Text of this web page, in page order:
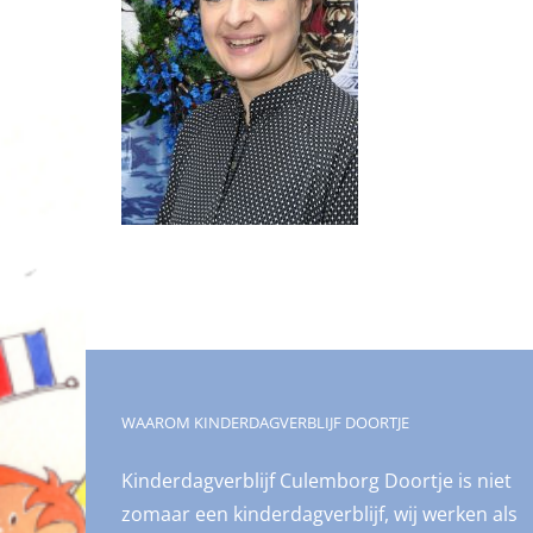
WAAROM KINDERDAGVERBLIJF DOORTJE
Kinderdagverblijf Culemborg Doortje is niet
zomaar een kinderdagverblijf, wij werken als